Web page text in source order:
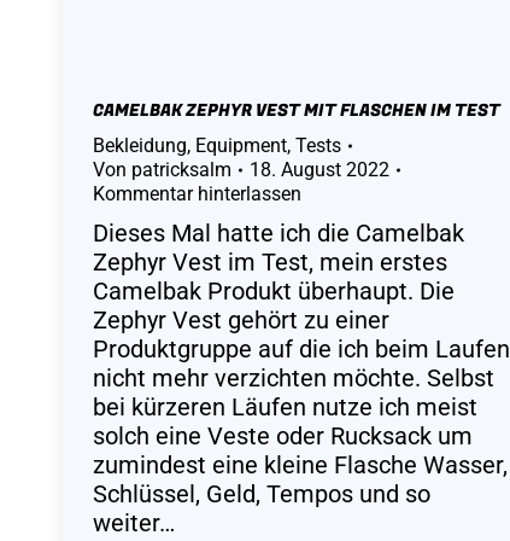
CAMELBAK ZEPHYR VEST MIT FLASCHEN IM TEST
Bekleidung, Equipment, Tests
Von patricksalm
18. August 2022
Kommentar hinterlassen
Dieses Mal hatte ich die Camelbak
Zephyr Vest im Test, mein erstes
Camelbak Produkt überhaupt. Die
Zephyr Vest gehört zu einer
Produktgruppe auf die ich beim Laufen
nicht mehr verzichten möchte. Selbst
bei kürzeren Läufen nutze ich meist
solch eine Veste oder Rucksack um
zumindest eine kleine Flasche Wasser,
Schlüssel, Geld, Tempos und so
weiter…